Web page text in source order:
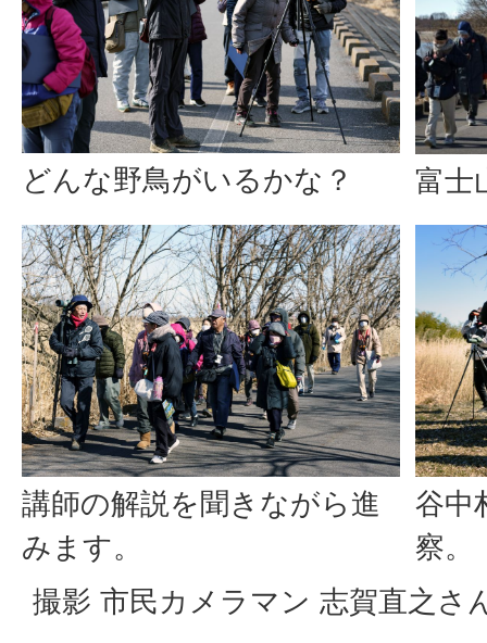
どんな野鳥がいるかな？ 富士
講師の解説を聞きながら進
みます。
谷中
察。
撮影 市民カメラマン 志賀直之さ